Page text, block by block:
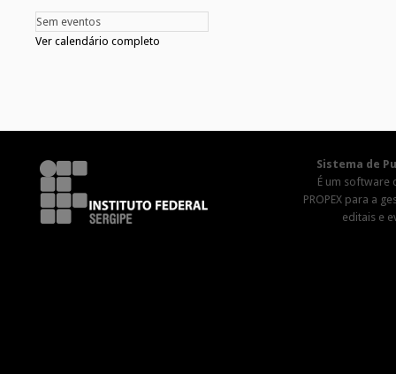
Sem eventos
Ver calendário completo
Sistema de
É um software
PROPEX para a
editais e